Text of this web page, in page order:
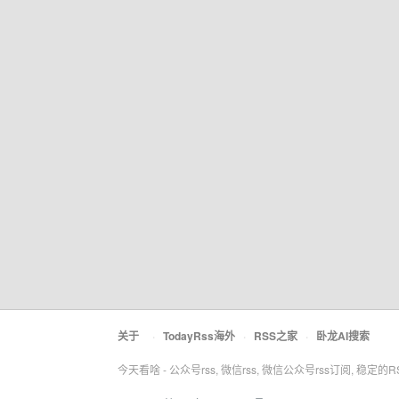
关于 · TodayRss海外 · RSS之家 · 卧龙AI搜索
今天看啥 - 公众号rss, 微信rss, 微信公众号rss订阅, 稳定的